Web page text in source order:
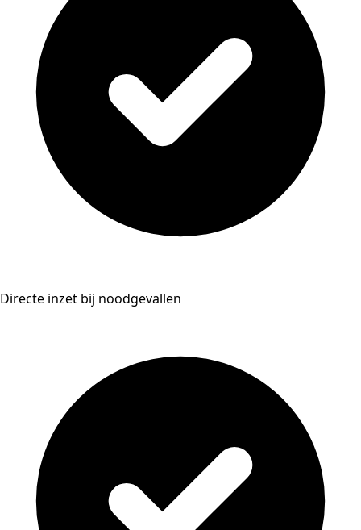
Directe inzet bij noodgevallen